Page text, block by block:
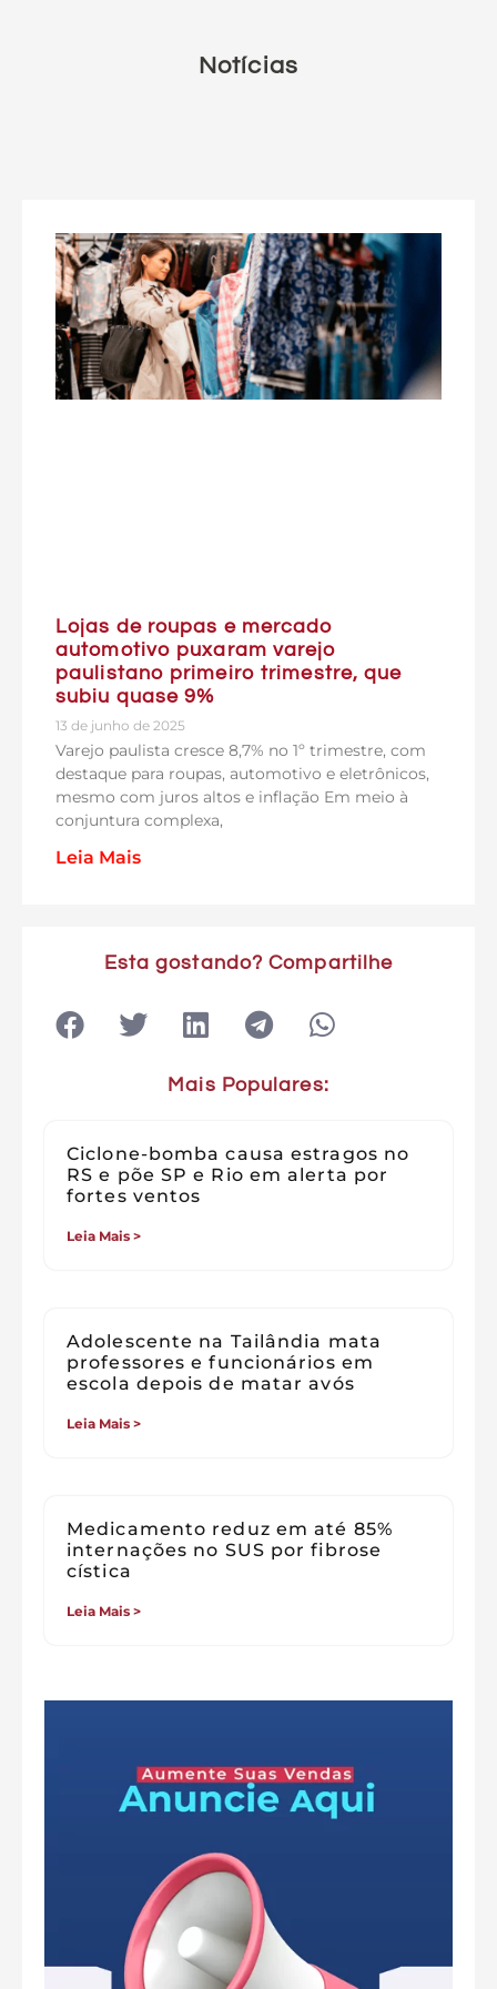
Notícias
Lojas de roupas e mercado
automotivo puxaram varejo
paulistano primeiro trimestre, que
subiu quase 9%
13 de junho de 2025
Varejo paulista cresce 8,7% no 1º trimestre, com
destaque para roupas, automotivo e eletrônicos,
mesmo com juros altos e inflação Em meio à
conjuntura complexa,
Leia Mais
Esta gostando? Compartilhe
Mais Populares:
Ciclone-bomba causa estragos no
RS e põe SP e Rio em alerta por
fortes ventos
Leia Mais >
Adolescente na Tailândia mata
professores e funcionários em
escola depois de matar avós
Leia Mais >
Medicamento reduz em até 85%
internações no SUS por fibrose
cística
Leia Mais >